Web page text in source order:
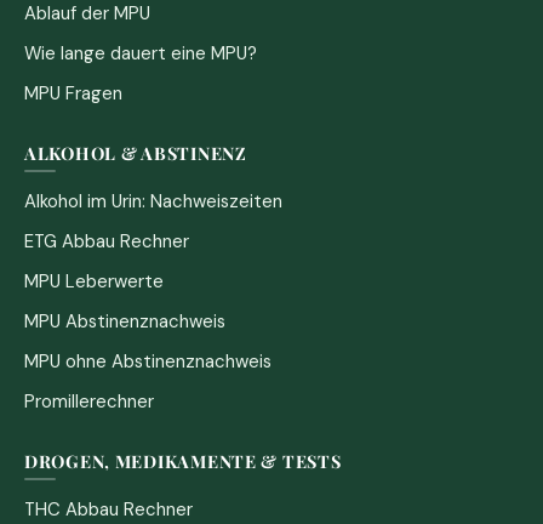
Ablauf der MPU
Wie lange dauert eine MPU?
MPU Fragen
ALKOHOL & ABSTINENZ
Alkohol im Urin: Nachweiszeiten
ETG Abbau Rechner
MPU Leberwerte
MPU Abstinenznachweis
MPU ohne Abstinenznachweis
Promillerechner
DROGEN, MEDIKAMENTE & TESTS
THC Abbau Rechner